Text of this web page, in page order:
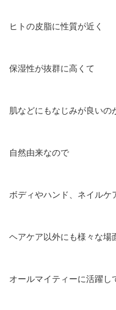
ヒトの皮脂に性質が近く
保湿性が抜群に高くて
肌などにもなじみが良いの
自然由来なので
ボディやハンド、ネイル
ヘアケア以外にも様々な場
オールマイティーに活躍し